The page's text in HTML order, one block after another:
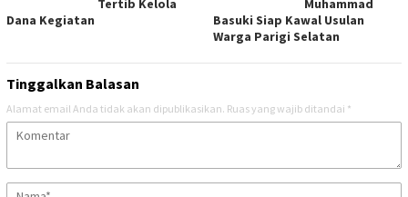
Tertib Kelola
Dana Kegiatan
Muhammad
Basuki Siap Kawal Usulan
Warga Parigi Selatan
Tinggalkan Balasan
Alamat email Anda tidak akan dipublikasikan. Ruas yang wajib ditandai *